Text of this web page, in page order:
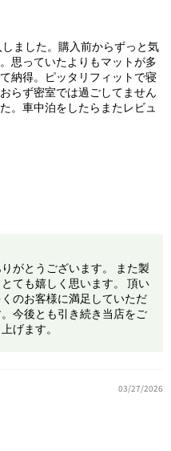
ました。購入前からずっと気
思っていたよりもマットが多
納得。ピッタリフィットで寝
らず密室では過ごしてません
。車中泊をしたらまたレビュ
がとうございます。 また製
ても嬉しく思います。 頂い
のお客様に満足していただ
今後とも引き続き当店をご
げます。
03/27/2026